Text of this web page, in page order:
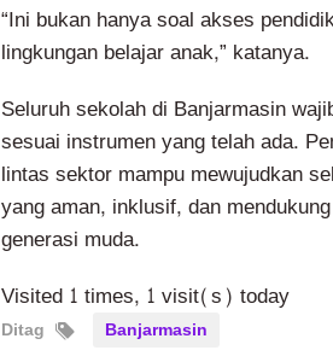
“Ini bukan hanya soal akses
lingkungan belajar anak,” katanya.
Seluruh sekolah di Banjarmasin
sesuai instrumen yang telah ada.
lintas sektor mampu mewujudkan
yang aman, inklusif, dan
generasi muda.
Visited 1 times, 1 visit(s) today
Ditag
Banjarmasin